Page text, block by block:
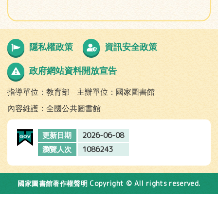
隱私權政策 資訊安全政策
政府網站資料開放宣告
指導單位：教育部
主辦單位：國家圖書館
內容維護：全國公共圖書館
更新日期 2026-06-08
瀏覽人次 1086243
國家圖書館著作權聲明 Copyright © All rights reserved.